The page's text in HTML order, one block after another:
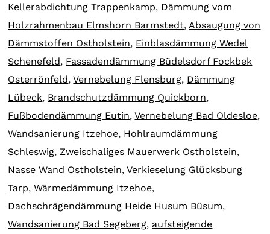
Kellerabdichtung Trappenkamp, Dämmung vom
Holzrahmenbau Elmshorn Barmstedt, Absaugung von
Dämmstoffen Ostholstein, Einblasdämmung Wedel
Schenefeld, Fassadendämmung Büdelsdorf Fockbek
Osterrönfeld,Vernebelung Flensburg, Dämmung
Lübeck, Brandschutzdämmung Quickborn,
Fußbodendämmung Eutin,Vernebelung Bad Oldesloe,
Wandsanierung Itzehoe, Hohlraumdämmung
Schleswig, Zweischaliges Mauerwerk Ostholstein,
Nasse Wand Ostholstein,Verkieselung Glücksburg
Tarp,Wärmedämmung Itzehoe,
Dachschrägendämmung Heide Husum Büsum,
Wandsanierung Bad Segeberg, aufsteigende